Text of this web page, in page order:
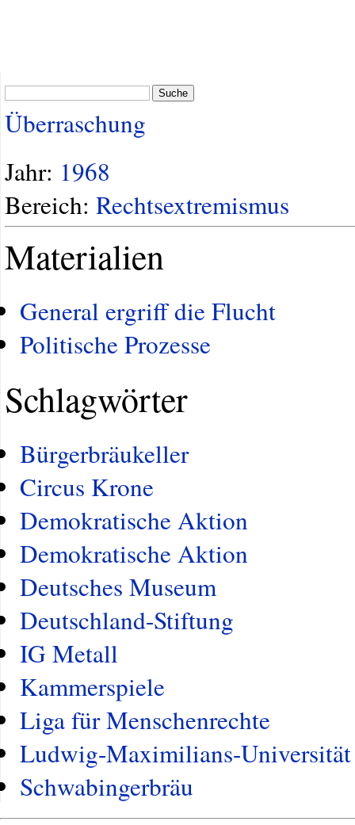
Suche
Überraschung
Jahr: 1968
Bereich: Rechtsextremismus
Materialien
General ergriff die Flucht
Politische Prozesse
Schlagwörter
Bürgerbräukeller
Circus Krone
Demokratische Aktion
Demokratische Aktion
Deutsches Museum
Deutschland-Stiftung
IG Metall
Kammerspiele
Liga für Menschenrechte
Ludwig-Maximilians-Universität
Schwabingerbräu